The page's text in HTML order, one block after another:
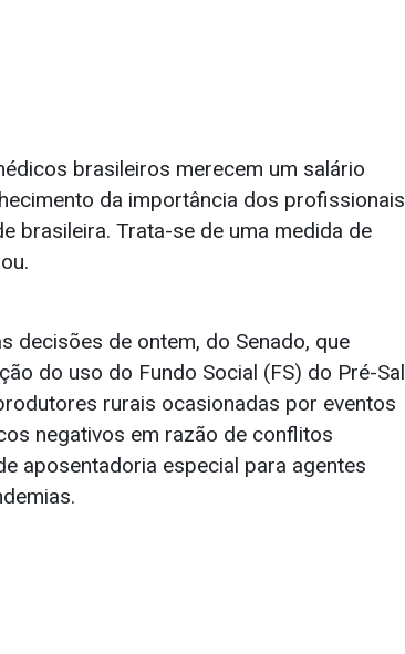
brasileiros merecem um salário
da importância dos profissionais
brasileira. Trata-se de uma medida de
decisões de ontem, do Senado, que
do uso do Fundo Social (FS) do Pré-Sal
rurais ocasionadas por eventos
negativos em razão de conflitos
aposentadoria especial para agentes